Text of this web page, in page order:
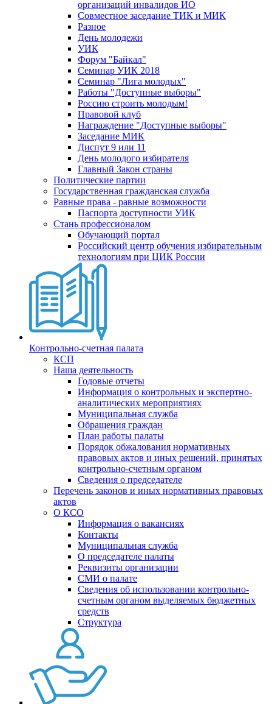
организаций инвалидов ИО
Совместное заседание ТИК и МИК
Разное
День молодежи
УИК
Форум "Байкал"
Семинар УИК 2018
Семинар "Лига молодых"
Работы "Доступные выборы"
Россию строить молодым!
Правовой клуб
Награждение "Доступные выборы"
Заседание МИК
Диспут 9 или 11
День молодого избирателя
Главный Закон страны
Политические партии
Государственная гражданская служба
Равные права - равные возможности
Паспорта доступности УИК
Стань профессионалом
Обучающий портал
Российский центр обучения избирательным
технологиям при ЦИК России
Контрольно-счетная палата
КСП
Наша деятельность
Годовые отчеты
Информация о контрольных и экспертно-
аналитических мероприятиях
Муниципальная служба
Обращения граждан
План работы палаты
Порядок обжалования нормативных
правовых актов и иных решений, принятых
контрольно-счетным органом
Сведения о председателе
Перечень законов и иных нормативных правовых
актов
О КСО
Информация о вакансиях
Контакты
Муниципальная служба
О председателе палаты
Реквизиты организации
СМИ о палате
Сведения об использовании контрольно-
счетным органом выделяемых бюджетных
средств
Структура